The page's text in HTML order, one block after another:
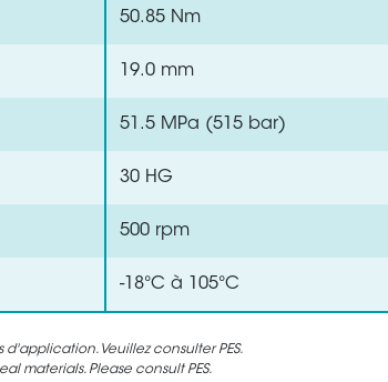
50.85 Nm
19.0 mm
51.5 MPa (515 bar)
30 HG
500 rpm
-18°C à 105°C
Veuillez consulter PES.
materials. Please consult PES.